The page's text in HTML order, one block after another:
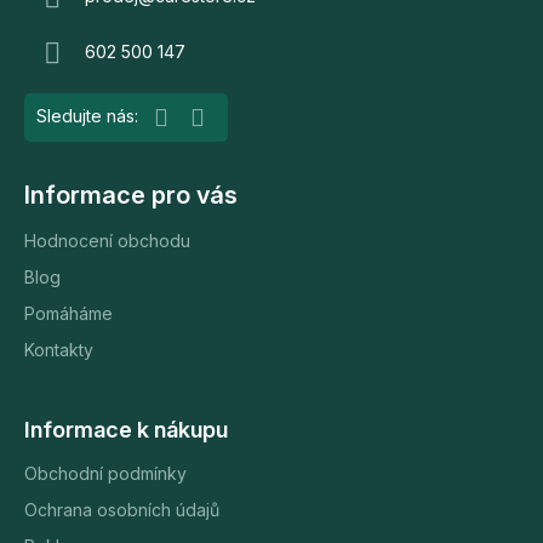
602 500 147
Informace pro vás
Hodnocení obchodu
Blog
Pomáháme
Kontakty
Informace k nákupu
Obchodní podmínky
Ochrana osobních údajů